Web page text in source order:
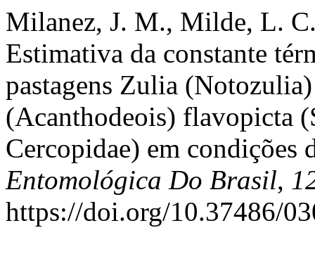
Milanez, J. M., Milde, L.
Estimativa da constante
pastagens Zulia
(Acanthodeois) flavopicta
Cercopidae) em condições
Entomológica Do Brasil,
https://doi.org/10.37486/